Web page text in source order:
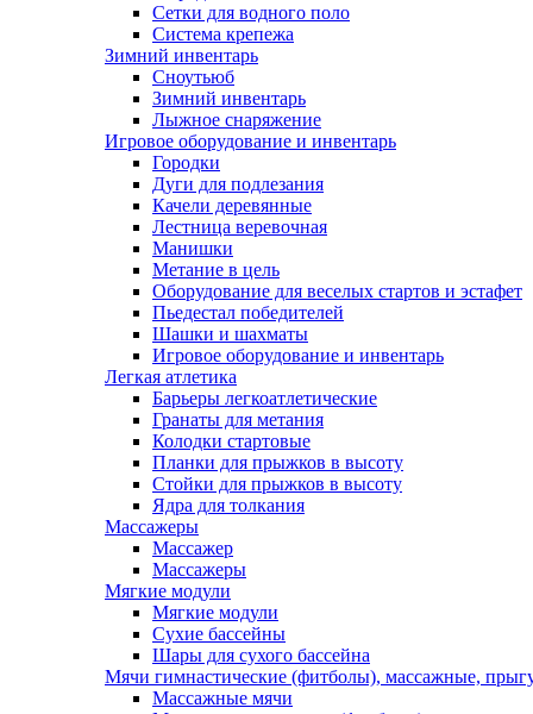
Сетки для водного поло
Система крепежа
Зимний инвентарь
Сноутьюб
Зимний инвентарь
Лыжное снаряжение
Игровое оборудование и инвентарь
Городки
Дуги для подлезания
Качели деревянные
Лестница веревочная
Манишки
Метание в цель
Оборудование для веселых стартов и эстафет
Пьедестал победителей
Шашки и шахматы
Игровое оборудование и инвентарь
Легкая атлетика
Барьеры легкоатлетические
Гранаты для метания
Колодки стартовые
Планки для прыжков в высоту
Стойки для прыжков в высоту
Ядра для толкания
Массажеры
Массажер
Массажеры
Мягкие модули
Мягкие модули
Сухие бассейны
Шары для сухого бассейна
Мячи гимнастические (фитболы), массажные,
Массажные мячи